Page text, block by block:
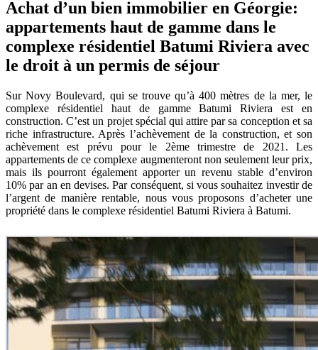
Achat d’un bien immobilier en Géorgie:
appartements haut de gamme dans le
complexe résidentiel Batumi Riviera avec
le droit à un permis de séjour
Sur Novy Boulevard, qui se trouve qu’à 400 mètres de la mer, le
complexe résidentiel haut de gamme Batumi Riviera est en
construction. C’est un projet spécial qui attire par sa conception et sa
riche infrastructure. Après l’achèvement de la construction, et son
achèvement est prévu pour le 2ème trimestre de 2021. Les
appartements de ce complexe augmenteront non seulement leur prix,
mais ils pourront également apporter un revenu stable d’environ
10% par an en devises. Par conséquent, si vous souhaitez investir de
l’argent de manière rentable, nous vous proposons d’acheter une
propriété dans le complexe résidentiel Batumi Riviera à Batumi.